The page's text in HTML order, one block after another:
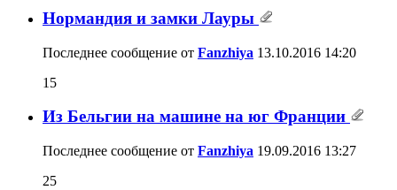
Нормандия и замки Лауры
Последнее сообщение от Fanzhiya 13.10.2016 14:20
15
Из Бельгии на машине на юг Франции
Последнее сообщение от Fanzhiya 19.09.2016 13:27
25